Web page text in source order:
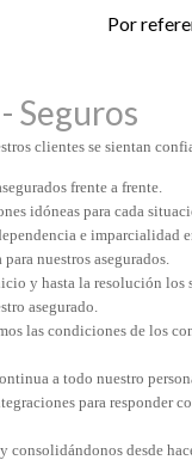
Por
Seguros
clientes se sientan
frente a frente.
idóneas para cada
e imparcialidad
nuestros asegurados.
y hasta la resolución los
asegurado.
las condiciones de los
a todo nuestro
para responder
consolidándonos desde